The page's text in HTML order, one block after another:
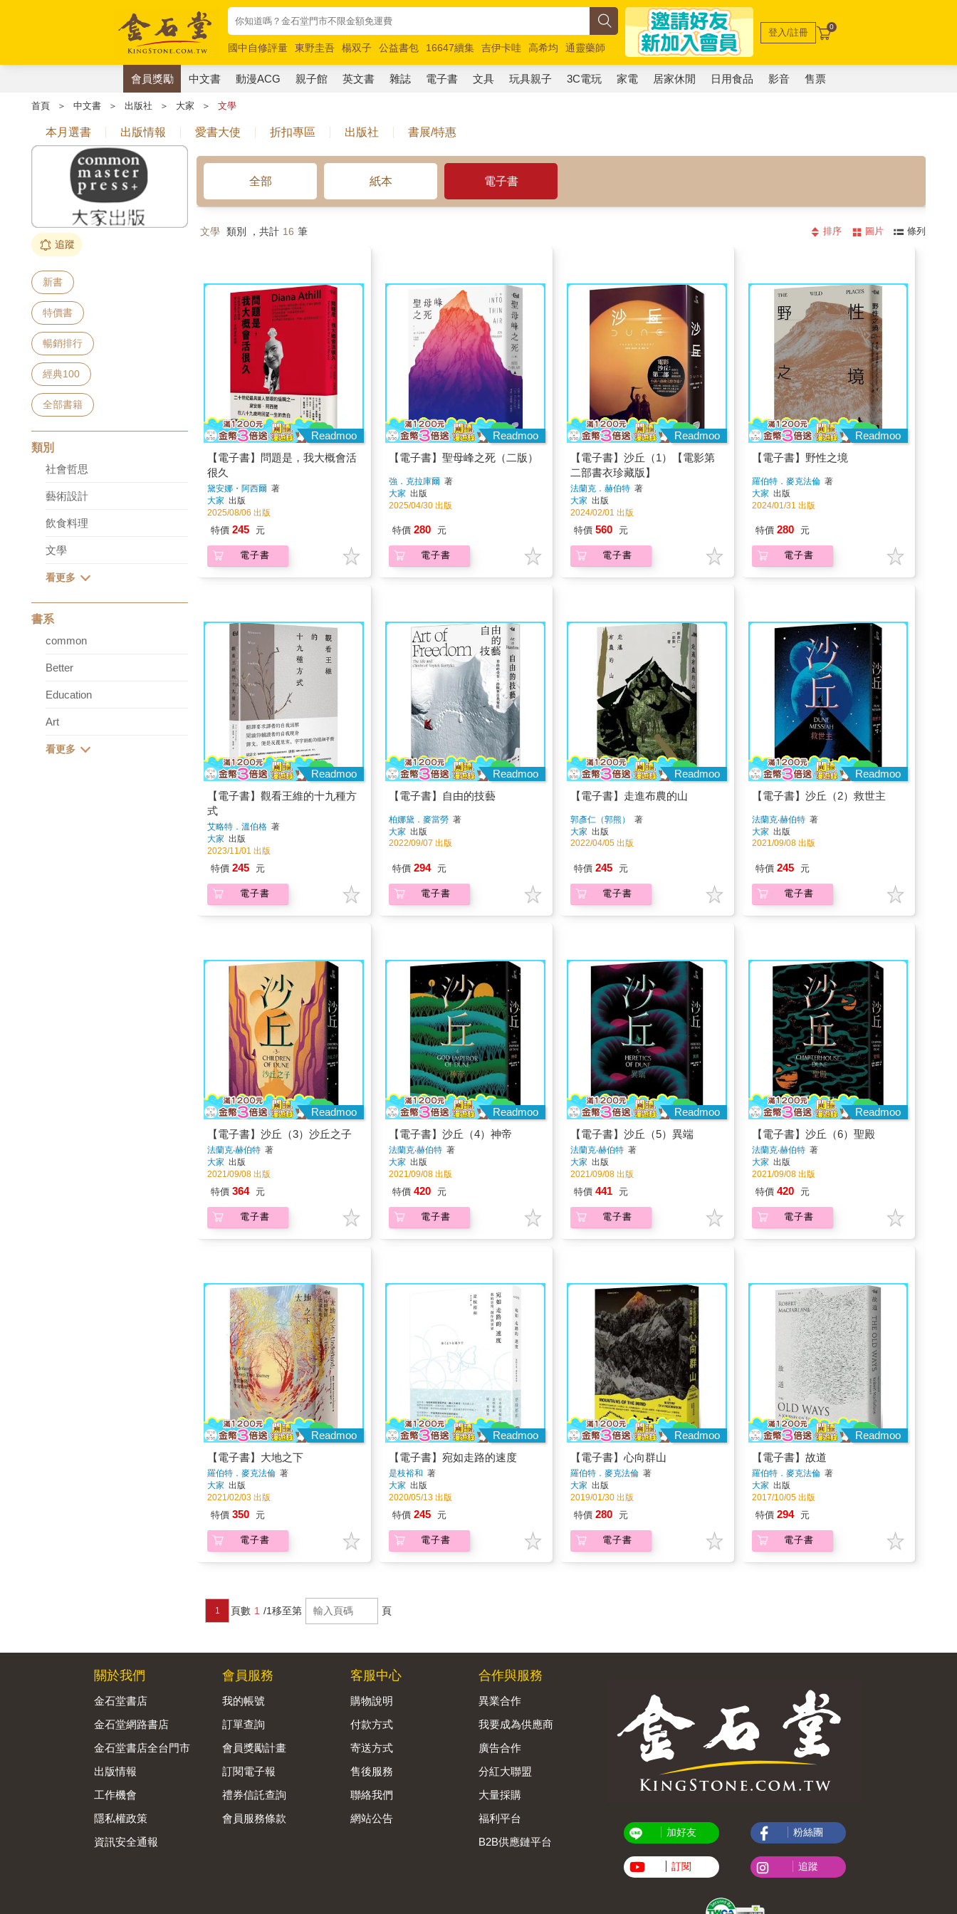
國中自修評量 東野圭吾 楊双子 公益書包 16647續集 吉伊卡哇 高希均
通靈藥師
唯紅花綻放
奧德賽 路邊攤新作 馬斯克 玩具總動員5 超慢跑
登入/註冊 0
會員獎勵 中文書 動漫ACG 親子館 英文書 雜誌 電子書 文具 玩具親子 3C電玩 家電 居家休閒 日用食品 影音 售票
首頁 ＞ 中文書 ＞ 出版社 ＞ 大家 ＞ 文學
本月選書 出版情報 愛書大使 折扣專區 出版社 書展/特惠
追蹤
新書
特價書
暢銷排行
經典100
全部書籍
類別
社會哲思
藝術設計
飲食料理
文學
書系
common
Better
Education
Art
全部 紙本 電子書
文學 類別 ，共計 16 筆 排序 圖片 條列
Readmoo
【電子書】問題是，我大概會活
很久
黛安娜・阿西爾 著
大家 出版
2025/08/06 出版
特價 245 元
電子書
Readmoo
【電子書】聖母峰之死（二版）
強．克拉庫爾 著
大家 出版
2025/04/30 出版
特價 280 元
電子書
Readmoo
【電子書】沙丘（1）【電影第
二部書衣珍藏版】
法蘭克．赫伯特著
大家 出版
2024/02/01 出版
特價 560 元
電子書
Readmoo
【電子書】野性之境
羅伯特．麥克法倫著
大家 出版
2024/01/31 出版
特價 280 元
電子書
Readmoo
【電子書】觀看王維的十九種方
式
艾略特．溫伯格 著
大家 出版
2023/11/01 出版
特價 245 元
電子書
Readmoo
【電子書】自由的技藝
柏娜黛．麥當勞著
大家 出版
2022/09/07 出版
特價 294 元
電子書
Readmoo
【電子書】走進布農的山
郭彥仁（郭熊）
著
大家 出版
2022/04/05 出版
特價 245 元
電子書
Readmoo
【電子書】沙丘（2）救世主
法蘭克‧赫伯特著
大家 出版
2021/09/08 出版
特價 245 元
電子書
Readmoo
【電子書】沙丘（3）沙丘之子
法蘭克‧赫伯特 著
大家 出版
2021/09/08 出版
特價 364 元
電子書
Readmoo
【電子書】沙丘（4）神帝
法蘭克‧赫伯特著
大家 出版
2021/09/08 出版
特價 420 元
電子書
Readmoo
【電子書】沙丘（5）異端
法蘭克‧赫伯特著
大家 出版
2021/09/08 出版
特價 441 元
電子書
Readmoo
【電子書】沙丘（6）聖殿
法蘭克‧赫伯特著
大家 出版
2021/09/08 出版
特價 420 元
電子書
Readmoo
【電子書】大地之下
羅伯特．麥克法倫 著
大家 出版
2021/02/03 出版
特價 350 元
電子書
Readmoo
【電子書】宛如走路的速度
是枝裕和 著
大家 出版
2020/05/13 出版
特價 245 元
電子書
Readmoo
【電子書】心向群山
羅伯特．麥克法倫著
大家 出版
2019/01/30 出版
特價 280 元
電子書
Readmoo
【電子書】故道
羅伯特．麥克法倫著
大家 出版
2017/10/05 出版
特價 294 元
電子書
1 頁數 1 /1移至第 頁
關於我們
金石堂書店
金石堂網路書店
金石堂書店全台門市
出版情報
工作機會
隱私權政策
資訊安全通報
會員服務
我的帳號
訂單查詢
會員獎勵計畫
訂閱電子報
禮券信託查詢
會員服務條款
客服中心
購物說明
付款方式
寄送方式
售後服務
聯絡我們
網站公告
合作與服務
異業合作
我要成為供應商
廣告合作
分紅大聯盟
大量採購
福利平台
B2B供應鏈平台
加好友
訂閱
粉絲團
追蹤